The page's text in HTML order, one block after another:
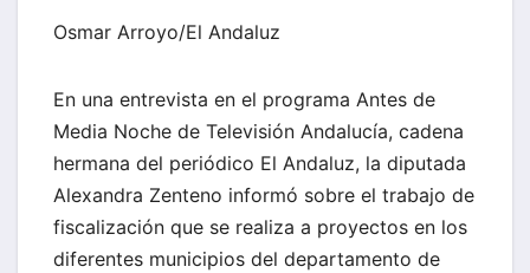
Osmar Arroyo/El Andaluz
En una entrevista en el programa Antes de
Media Noche de Televisión Andalucía, cadena
hermana del periódico El Andaluz, la diputada
Alexandra Zenteno informó sobre el trabajo de
fiscalización que se realiza a proyectos en los
diferentes municipios del departamento de